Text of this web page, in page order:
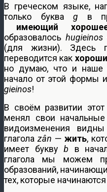
В греческом языке,
только буква g в
имеющий
образовалось hugieinos
(для жизни). Здесь
переводится как
но думаю, что и
начало от этой формы
gieinos!
В своём развитии
менял свои
видоизменения
глагола zân — жить,
имеет букву b в
глагола мы можем
образований,
тех, которые начинаются